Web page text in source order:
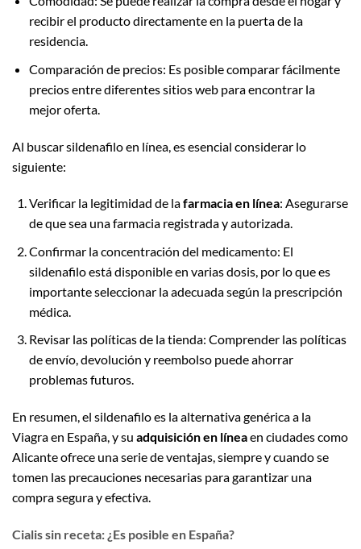
recibir el producto directamente en la puerta de la
residencia.
Comparación de precios: Es posible comparar fácilmente
precios entre diferentes sitios web para encontrar la
mejor oferta.
Al buscar sildenafilo en línea, es esencial considerar lo
siguiente:
Verificar la legitimidad de lafarmacia en línea: Asegurarse
de que sea una farmacia registrada y autorizada.
Confirmar la concentración del medicamento: El
sildenafilo está disponible en varias dosis, por lo que es
importante seleccionar la adecuada según la prescripción
médica.
Revisar las políticas de la tienda: Comprender las políticas
de envío, devolución y reembolso puede ahorrar
problemas futuros.
En resumen, el sildenafilo es la alternativa genérica a la
Viagra en España, y su adquisición en líneaen ciudades como
Alicante ofrece una serie de ventajas, siempre y cuando se
tomen las precauciones necesarias para garantizar una
compra segura y efectiva.
Cialis sin receta: ¿Es posible en España?